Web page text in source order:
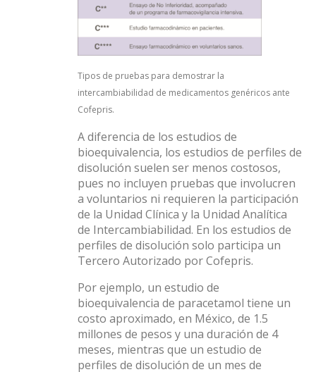
Tipos de pruebas para demostrar la
intercambiabilidad de medicamentos genéricos ante
Cofepris.
A diferencia de los estudios de
bioequivalencia, los estudios de perfiles de
disolución suelen ser menos costosos,
pues no incluyen pruebas que involucren
a voluntarios ni requieren la participación
de la Unidad Clínica y la Unidad Analítica
de Intercambiabilidad. En los estudios de
perfiles de disolución solo participa un
Tercero Autorizado por Cofepris.
Por ejemplo, un estudio de
bioequivalencia de paracetamol tiene un
costo aproximado, en México, de 1.5
millones de pesos y una duración de 4
meses, mientras que un estudio de
perfiles de disolución de un mes de